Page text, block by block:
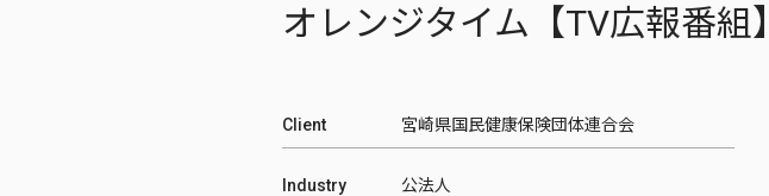
オレンジタイム【TV広報番組】
Client 宮崎県国民健康保険団体連合会
Industry 公法人